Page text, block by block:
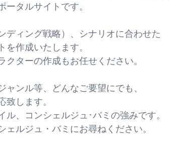
ータルサイトです。
ディング戦略）、シナリオに合わせた
作成いたします。
クターの作成もお任せください。
ンル等、どんなご要望にでも、
します。
ル、コンシェルジュ･バミの強みです。
ェルジュ・バミにお尋ねください。